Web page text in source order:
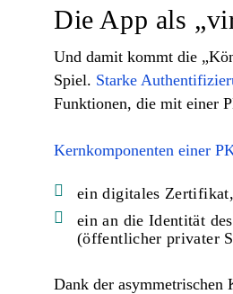
Die App als
Und damit kommt die
Spiel. Starke
Funktionen, die mit einer
Kernkomponenten einer
ein digitales Zertifikat,
ein an die Identität
(öffentlicher privater
Dank der